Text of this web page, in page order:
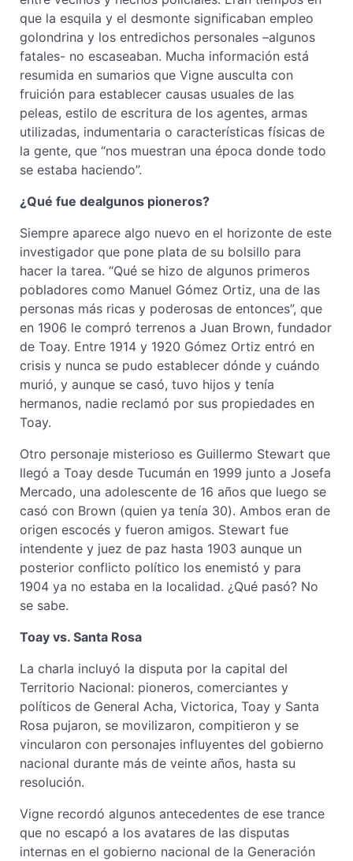
que la esquila y el desmonte significaban empleo
golondrina y los entredichos personales –algunos
fatales- no escaseaban. Mucha información está
resumida en sumarios que Vigne ausculta con
fruición para establecer causas usuales de las
peleas, estilo de escritura de los agentes, armas
utilizadas, indumentaria o características físicas de
la gente, que “nos muestran una época donde todo
se estaba haciendo”.
¿Qué fue dealgunos pioneros?
Siempre aparece algo nuevo en el horizonte de este
investigador que pone plata de su bolsillo para
hacer la tarea. “Qué se hizo de algunos primeros
pobladores como Manuel Gómez Ortiz, una de las
personas más ricas y poderosas de entonces”, que
en 1906 le compró terrenos a Juan Brown, fundador
de Toay. Entre 1914 y 1920 Gómez Ortiz entró en
crisis y nunca se pudo establecer dónde y cuándo
murió, y aunque se casó, tuvo hijos y tenía
hermanos, nadie reclamó por sus propiedades en
Toay.
Otro personaje misterioso es Guillermo Stewart que
llegó a Toay desde Tucumán en 1999 junto a Josefa
Mercado, una adolescente de 16 años que luego se
casó con Brown (quien ya tenía 30). Ambos eran de
origen escocés y fueron amigos. Stewart fue
intendente y juez de paz hasta 1903 aunque un
posterior conflicto político los enemistó y para
1904 ya no estaba en la localidad. ¿Qué pasó? No
se sabe.
Toay vs. Santa Rosa
La charla incluyó la disputa por la capital del
Territorio Nacional: pioneros, comerciantes y
políticos de General Acha, Victorica, Toay y Santa
Rosa pujaron, se movilizaron, compitieron y se
vincularon con personajes influyentes del gobierno
nacional durante más de veinte años, hasta su
resolución.
Vigne recordó algunos antecedentes de ese trance
que no escapó a los avatares de las disputas
internas en el gobierno nacional de la Generación